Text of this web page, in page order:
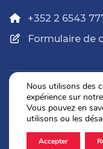
+352 2 6543
Formulaire de
Nous utilisons des
expérience sur
Vous pouvez en
utilisons ou les
Accepter